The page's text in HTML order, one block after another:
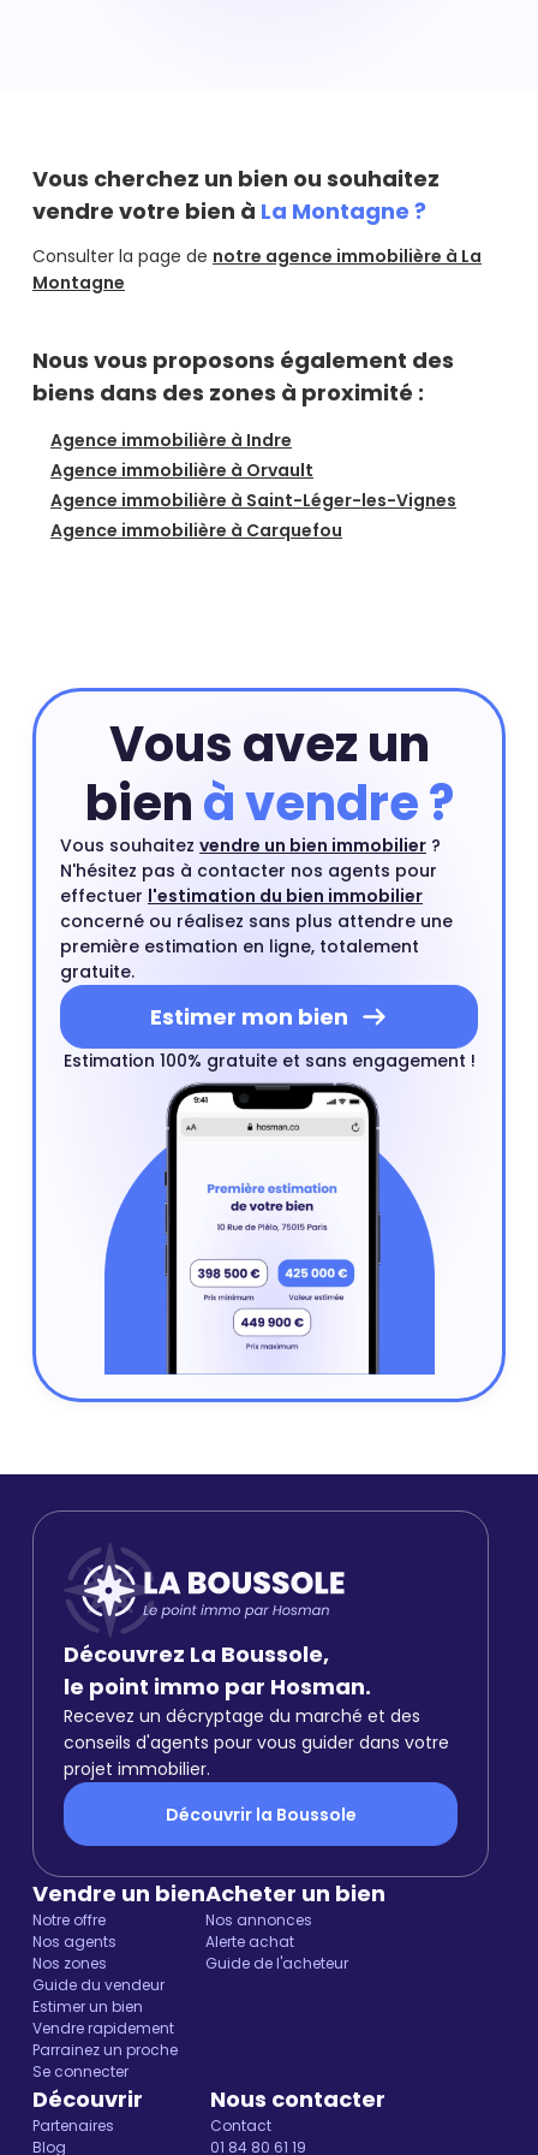
Vous cherchez un bien ou souhaitez
vendre votre bien à La Montagne ?
Consulter la page de notre agence immobilière à La
Montagne
Nous vous proposons également des
biens dans des zones à proximité :
Agence immobilière à Indre
Agence immobilière à Orvault
Agence immobilière à Saint-Léger-les-Vignes
Agence immobilière à Carquefou
Vous avez un
bienà vendre ?
Vous souhaitez vendre un bien immobilier ?
N'hésitez pas à contacter nos agents pour
effectuer l'estimation du bien immobilier
concerné ou réalisez sans plus attendre une
première estimation en ligne, totalement
gratuite.
Estimer mon bien
Estimation 100% gratuite et sans engagement !
Découvrez La Boussole,
le point immo par Hosman.
Recevez un décryptage du marché et des
conseils d'agents pour vous guider dans votre
projet immobilier.
Découvrir la Boussole
Vendre un bien
Notre offre
Nos agents
Nos zones
Guide du vendeur
Estimer un bien
Vendre rapidement
Parrainez un proche
Se connecter
Acheter un bien
Nos annonces
Alerte achat
Guide de l'acheteur
Découvrir
Partenaires
Blog
Nous contacter
Contact
01 84 80 61 19